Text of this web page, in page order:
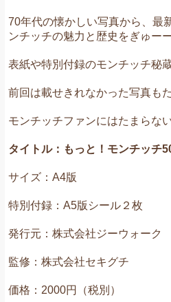
70年代の懐かしい写真から、最
ンチッチの魅力と歴史をぎゅー
表紙や特別付録のモンチッチ秘
前回は載せきれなかった写真も
モンチッチファンにはたまらな
タイトル：もっと！モンチッ
サイズ：A4版
特別付録：A5版シール２枚
発行元：株式会社ジーウォーク
監修：株式会社セキグチ
価格：2000円（税別）